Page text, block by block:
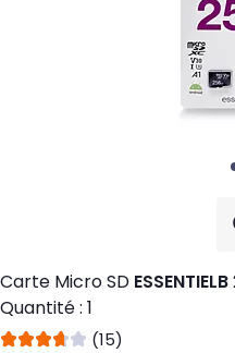
Carte Micro SD ESSENTIELB
Quantité : 1
(15)